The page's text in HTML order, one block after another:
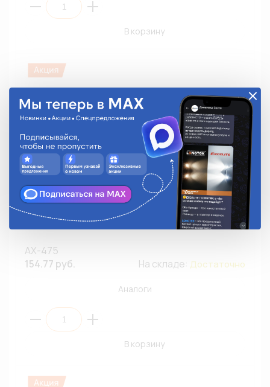
В корзину
Жгут проводов модуля электробензонасоса AX-475
для Lada (ВАЗ) 2110/3827040
AX-475
154.77 руб.
На складе: Достаточно
Аналоги
В корзину